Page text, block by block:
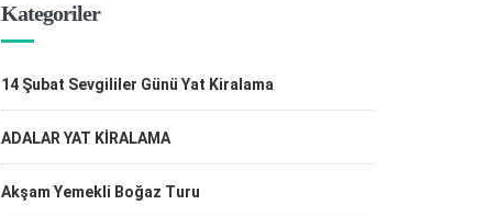
Kategoriler
14 Şubat Sevgililer Günü Yat Kiralama
ADALAR YAT KİRALAMA
Akşam Yemekli Boğaz Turu